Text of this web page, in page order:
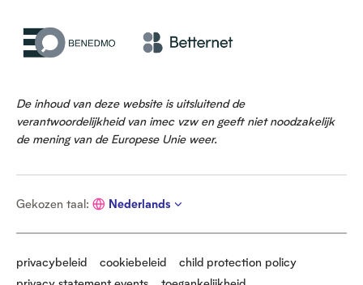
De inhoud van deze website is uitsluitend de
verantwoordelijkheid van imec vzw en geeft niet noodzakelijk
de mening van de Europese Unie weer.
Gekozen taal:
G
k
z
e
Nederlands
privacybeleid cookiebeleid
child protection policy